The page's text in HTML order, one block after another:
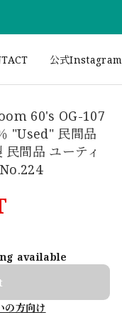
公式Instagram
60's OG-107
"Used" 民間品
間品 ユーティ
available
の方向け